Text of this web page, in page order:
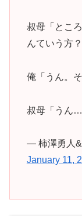
叔母「とこ
んていう方？
俺「うん。そ
叔母「うん…
— 柿澤勇人
January 11,